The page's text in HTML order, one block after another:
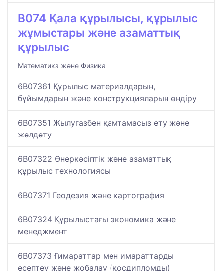
B074 Қала құрылысы, құрылыс
жұмыстары және азаматтық
құрылыс
Математика және Физика
6B07361 Құрылыс материалдарын,
бұйымдарын және конструкцияларын өндіру
6B07351 Жылугазбен қамтамасыз ету және
желдету
6B07322 Өнеркәсiптiк және азаматтық
құрылыс технологиясы
6B07371 Геодезия және картография
6B07324 Құрылыстағы экономика және
менеджмент
6B07373 Ғимараттар мен имараттарды
есептеу және жобалау (қосдипломды)